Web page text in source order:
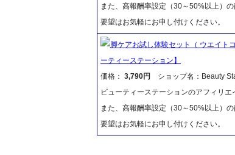
また、高報酬率設定（30～50%以上）
要望はお気軽にお申し付けください。
脚ケアお試し体験セット（ ウエイト
ーティーステーション】
価格： 3,790円
ショップ名：Beauty
ビューティーステーションのアフィリ
また、高報酬率設定（30～50%以上）
要望はお気軽にお申し付けください。